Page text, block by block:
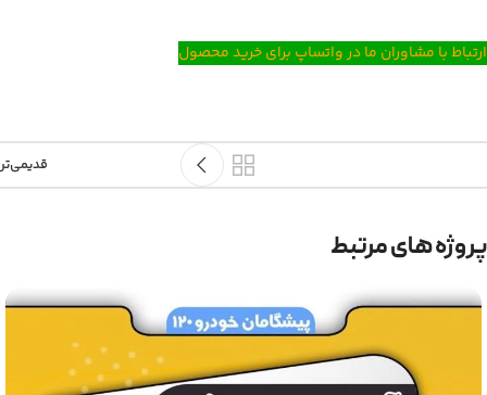
ارتباط با مشاوران ما در واتساپ برای خرید محصول
قدیمی‌تر
پروژه های مرتبط